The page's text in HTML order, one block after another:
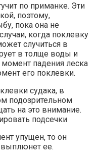
по приманке. Эти
поэтому,
пока она не
когда поклевку
случиться в
в толще воды и
момент падения леска
его поклевки.
судака, в
подозрительном
на это внимание.
подсечки
упущен, то он
выплюнет ее.